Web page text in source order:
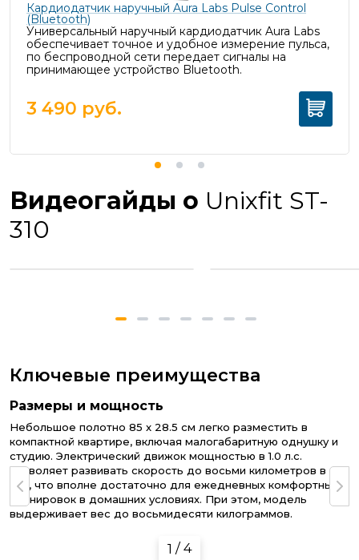
Кардиодатчик наручный Aura Labs Pulse Control
(Bluetooth)
Универсальный наручный кардиодатчик Aura Labs
обеспечивает точное и удобное измерение пульса,
по беспроводной сети передает сигналы на
принимающее устройство Bluetooth.
3 490 руб.
Видеогайды о Unixfit ST-
310
Ключевые преимущества
Размеры и мощность
Небольшое полотно 85 x 28.5 см легко разместить в
компактной квартире, включая малогабаритную однушку и
студию. Электрический движок мощностью в 1.0 л.с.
позволяет развивать скорость до восьми километров в
час, что вполне достаточно для ежедневных комфортных
тренировок в домашних условиях. При этом, модель
выдерживает вес до восьмидесяти килограммов.
1